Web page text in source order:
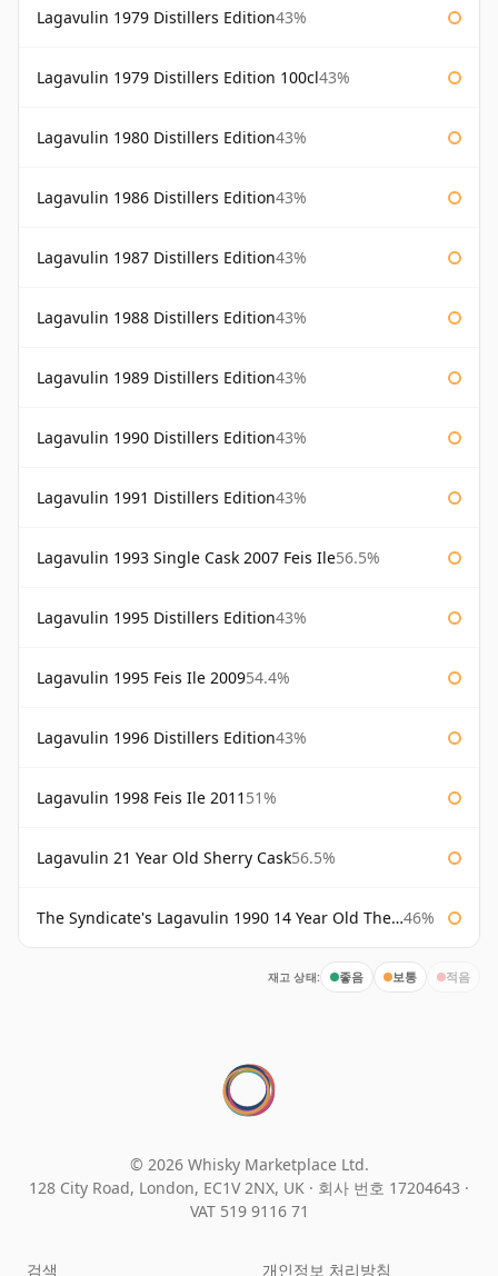
Lagavulin 1979 Distillers Edition43%
Lagavulin 1979 Distillers Edition 100cl43%
Lagavulin 1980 Distillers Edition43%
Lagavulin 1986 Distillers Edition43%
Lagavulin 1987 Distillers Edition43%
Lagavulin 1988 Distillers Edition43%
Lagavulin 1989 Distillers Edition43%
Lagavulin 1990 Distillers Edition43%
Lagavulin 1991 Distillers Edition43%
Lagavulin 1993 Single Cask 2007 Feis Ile56.5%
Lagavulin 1995 Distillers Edition43%
Lagavulin 1995 Feis Ile 200954.4%
Lagavulin 1996 Distillers Edition43%
Lagavulin 1998 Feis Ile 2011 51%
Lagavulin 21 Year Old Sherry Cask56.5%
The Syndicate's Lagavulin 1990 14 Year Old The Syndicate 46%
재고 상태: 좋음 보통 적음
© 2026 Whisky Marketplace Ltd.
128 City Road, London, EC1V 2NX, UK · 회사 번호 17204643 ·
VAT 519 9116 71
검색 개인정보 처리방침